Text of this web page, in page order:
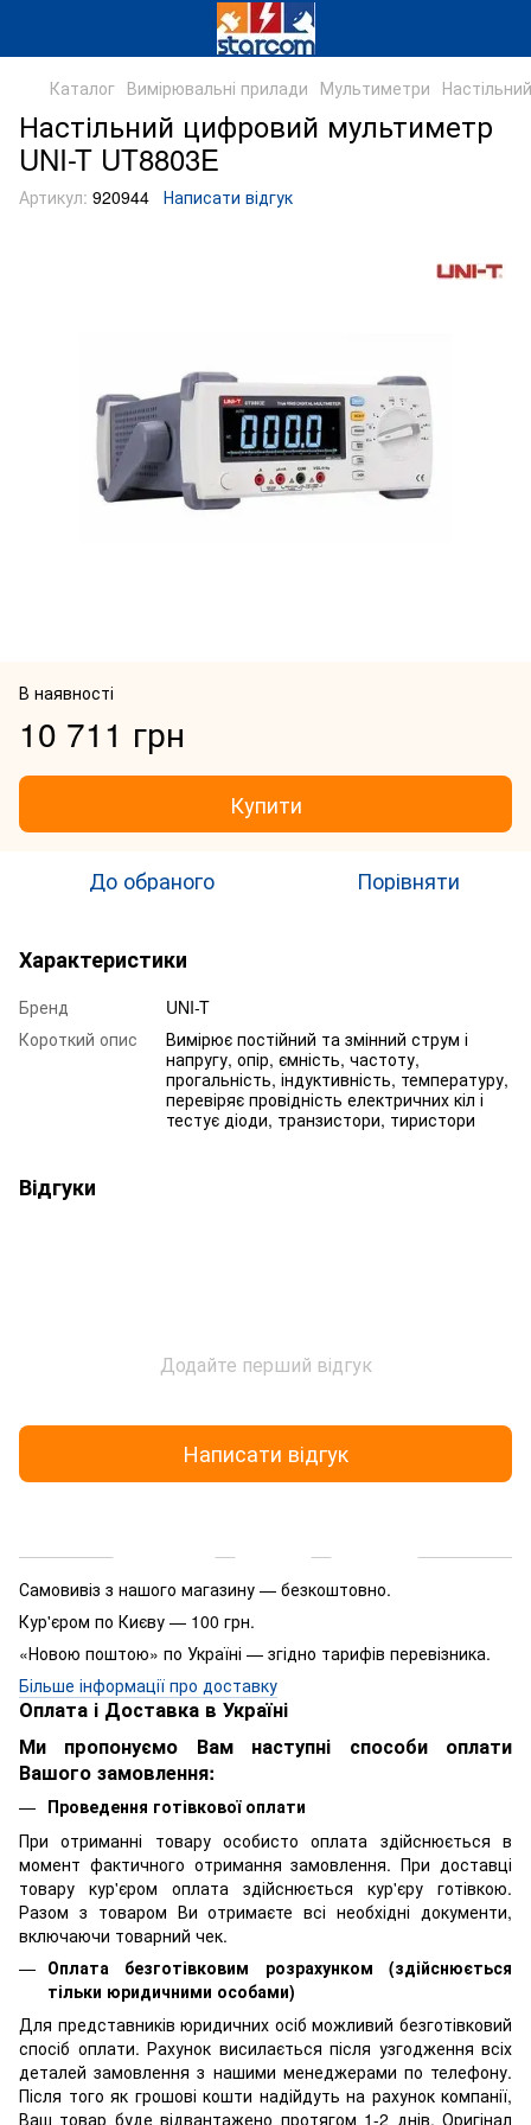
Каталог Вимірювальні прилади Мультиметри
Настільний цифровий мультиметр
UNI-T UT8803E
Артикул: 920944 Написати відгук
В наявності
10 711 грн
Купити
До обраного Порівняти
Характеристики
Бренд
UNI-T
Короткий опис
Вимірює постійний та змінний струм і
напругу, опір, ємність, частоту,
прогальність, індуктивність, температуру,
перевіряє провідність електричних кіл і
тестує діоди, транзистори, тиристори
Відгуки
Додайте перший відгук
Написати відгук
Самовивіз з нашого магазину — безкоштовно.
Кур'єром по Києву — 100 грн.
«Новою поштою» по Україні — згідно тарифів перевізника.
Більше інформації про доставку
Оплата і Доставка в Україні
Ми пропонуємо Вам наступні способи оплати
Вашого замовлення:
Проведення готівкової оплати
При отриманні товару особисто оплата здійснюється в
момент фактичного отримання замовлення. При доставці
товару кур'єром оплата здійснюється кур'єру готівкою.
Разом з товаром Ви отримаєте всі необхідні документи,
включаючи товарний чек.
Оплата безготівковим розрахунком (здійснюється
тільки юридичними особами)
Для представників юридичних осіб можливий безготівковий
спосіб оплати. Рахунок висилається після узгодження всіх
деталей замовлення з нашими менеджерами по телефону.
Після того як грошові кошти надійдуть на рахунок компанії,
Ваш товар буде відвантажено протягом 1-2 днів. Оригінал